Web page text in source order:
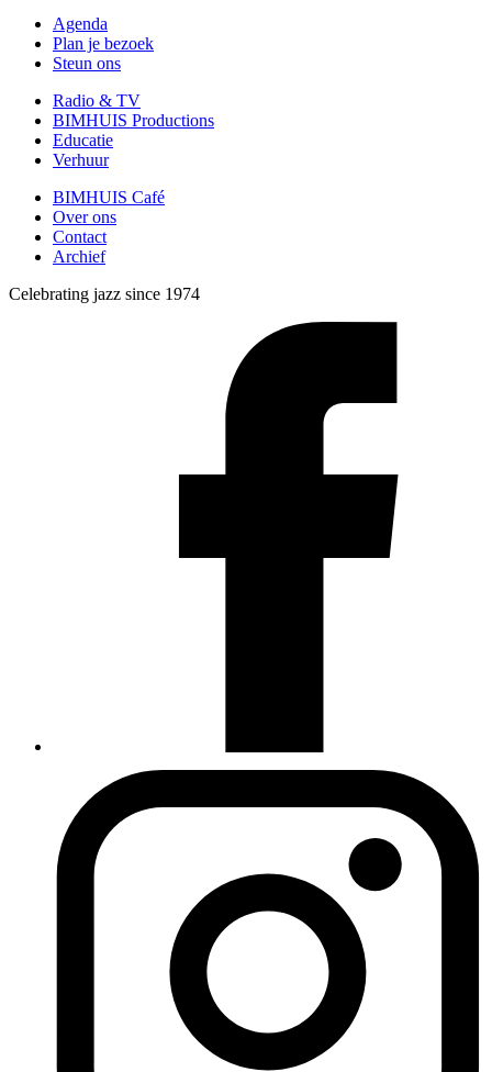
Agenda
Plan je bezoek
Steun ons
Radio & TV
BIMHUIS Productions
Educatie
Verhuur
BIMHUIS Café
Over ons
Contact
Archief
Celebrating jazz since 1974